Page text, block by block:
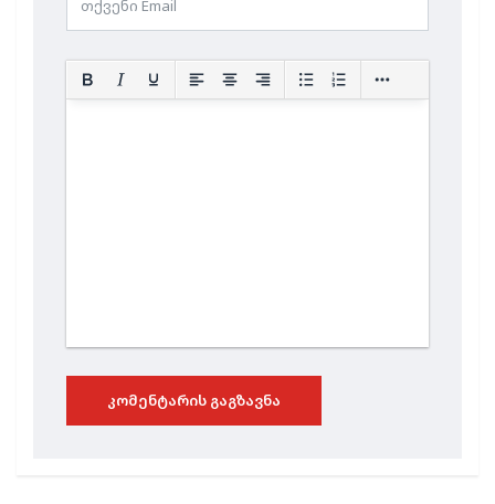
ᲙᲝᲛᲔᲜᲢᲐᲠᲘᲡ ᲒᲐᲒᲖᲐᲕᲜᲐ